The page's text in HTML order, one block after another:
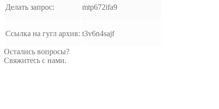
Делать запрос: mtp672ifa9
Ссылка на гугл архив: t3v6n4sajf
Остались вопросы?
Свяжитесь с нами.